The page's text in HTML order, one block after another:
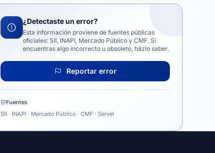
¿Detectaste un error?
Esta información proviene de fuentes públicas
oficiales: SII, INAPI, Mercado Público y CMF. Si
encuentras algo incorrecto u obsoleto, házlo saber.
Reportar error
Fuentes
SII · INAPI · Mercado Público · CMF · Servel